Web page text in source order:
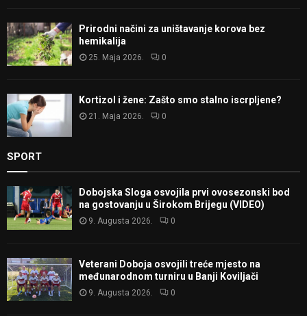
Prirodni načini za uništavanje korova bez
hemikalija
25. Maja 2026. 0
Kortizol i žene: Zašto smo stalno iscrpljene?
21. Maja 2026. 0
SPORT
Dobojska Sloga osvojila prvi ovosezonski bod
na gostovanju u Širokom Brijegu (VIDEO)
9. Augusta 2026. 0
Veterani Doboja osvojili treće mjesto na
međunarodnom turniru u Banji Koviljači
9. Augusta 2026. 0